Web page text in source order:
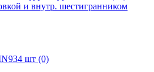
и внутр. шестигранником
шт (0)